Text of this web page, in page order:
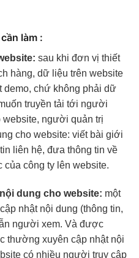
làm :
sau khi đơn vị thiết
hàng, dữ liệu trên website
chứ không phải dữ
truyền tải tới người
website, người quản trị
cho website: viết bài giới
liên hệ, đưa thông tin về
của công ty lên website.
dung cho website: một
nhật nội dung (thông tin,
người xem. Và được
thường xuyên cập nhật nội
có nhiều người truy cập